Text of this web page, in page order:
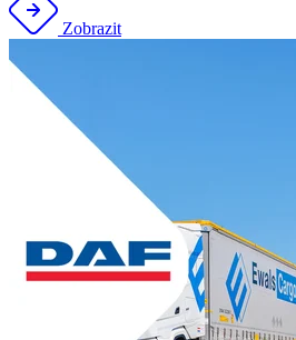
Zobrazit